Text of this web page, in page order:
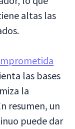
altas las
las bases
la
resumen, un
puede dar